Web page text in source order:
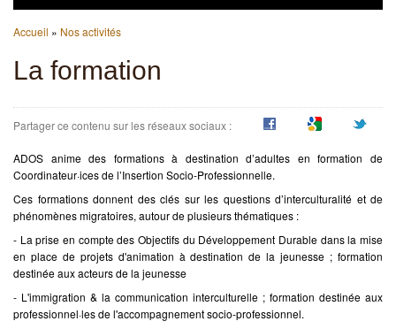
L'ASSOCIATION
NOS ACTIVITÉS
SUPPORTS EN LIGNE
Vous êtes ici
Accueil » Nos activités
La formation
Partager ce contenu sur les réseaux sociaux :
ADOS anime des formations à destination d’adultes en formation de
Coordinateur·ices de l’Insertion Socio-Professionnelle.
Ces formations donnent des clés sur les questions d’interculturalité et de
phénomènes migratoires, autour de plusieurs thématiques :
- La prise en compte des Objectifs du Développement Durable dans la mise
en place de projets d'animation à destination de la jeunesse ; formation
destinée aux acteurs de la jeunesse
- L'immigration & la communication interculturelle ; formation destinée aux
professionnel·les de l'accompagnement socio-professionnel.